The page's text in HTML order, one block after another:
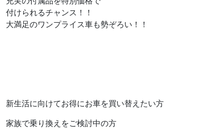
付けられるチャンス！！
大満足のワンプライス車も勢ぞろい！！
新生活に向けてお得にお車を買い替えたい方
家族で乗り換えをご検討中の方